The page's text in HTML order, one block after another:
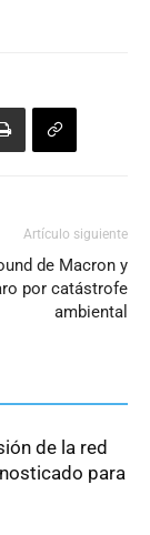
Artículo siguiente
de Macron y
por catástrofe
ambiental
de la red
para